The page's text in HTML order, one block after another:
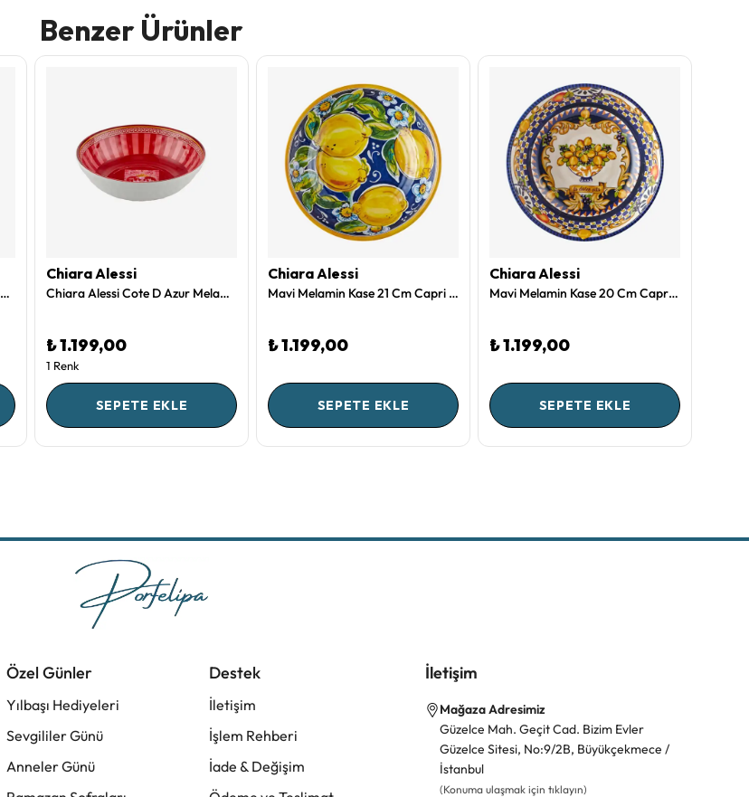
Benzer Ürünler
Yeşil Melamin Kase 20 Cm Carpe Diem Collection by Chiara Alessi
Chiara Alessi
Chiara Alessi Cote D Azur Melamin Servis Kasesi 20 Cm
₺ 1.199,00
1 Renk
SEPETE EKLE
Chiara Alessi
Mavi Melamin Kase 21 Cm Capri Collection by Chiara Alessi
₺ 1.199,00
SEPETE EKLE
Chiara Alessi
Mavi Melamin Kase 20 Cm Capri Collection by Chiara Alessi
₺ 1.199,00
SEPETE EKLE
Özel Günler
Yılbaşı Hediyeleri
Sevgililer Günü
Anneler Günü
Destek
İletişim
İşlem Rehberi
İade & Değişim
İletişim
Mağaza Adresimiz
Güzelce Mah. Geçit Cad. Bizim Evler
Güzelce Sitesi, No:9/2B, Büyükçekmece /
İstanbul
(Konuma ulaşmak için tıklayın)